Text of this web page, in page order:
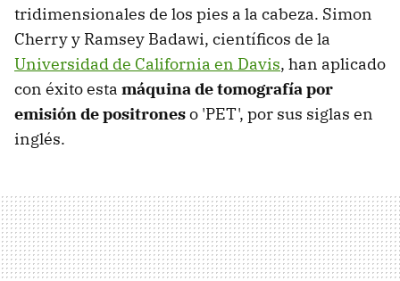
tridimensionales de los pies a la cabeza. Simon
Cherry y Ramsey Badawi, científicos de la
Universidad de California en Davis, han aplicado
con éxito esta máquina de tomografía por
emisión de positroneso 'PET', por sus siglas en
inglés.